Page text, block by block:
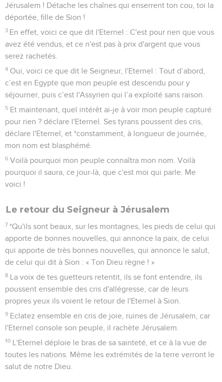
Jérusalem ! Détache les chaînes qui enserrent ton cou, toi la
déportée, fille de Sion !
3 En effet, voici ce que dit l'Eternel : C'est pour rien que vous
avez été vendus, et ce n'est pas à prix d'argent que vous
serez rachetés.
4 Oui, voici ce que dit le Seigneur, l'Eternel : Tout d’abord,
c’est en Egypte que mon peuple est descendu pour y
séjourner, puis c’est l'Assyrien qui l’a exploité sans raison.
5 Et maintenant, quel intérêt ai-je à voir mon peuple capturé
pour rien ? déclare l'Eternel. Ses tyrans poussent des cris,
déclare l'Eternel, et *constamment, à longueur de journée,
mon nom est blasphémé.
6 Voilà pourquoi mon peuple connaîtra mon nom. Voilà
pourquoi il saura, ce jour-là, que c'est moi qui parle. Me
voici !
Le retour du Seigneur à Jérusalem
7 *Qu'ils sont beaux, sur les montagnes, les pieds de celui qui
apporte de bonnes nouvelles, qui annonce la paix, de celui
qui apporte de très bonnes nouvelles, qui annonce le salut,
de celui qui dit à Sion : « Ton Dieu règne ! »
8 La voix de tes guetteurs retentit, ils se font entendre, ils
poussent ensemble des cris d'allégresse, car de leurs
propres yeux ils voient le retour de l'Eternel à Sion.
9 Eclatez ensemble en cris de joie, ruines de Jérusalem, car
l'Eternel console son peuple, il rachète Jérusalem.
10 L'Eternel déploie le bras de sa sainteté, et ce à la vue de
toutes les nations. Même les extrémités de la terre verront le
salut de notre Dieu.